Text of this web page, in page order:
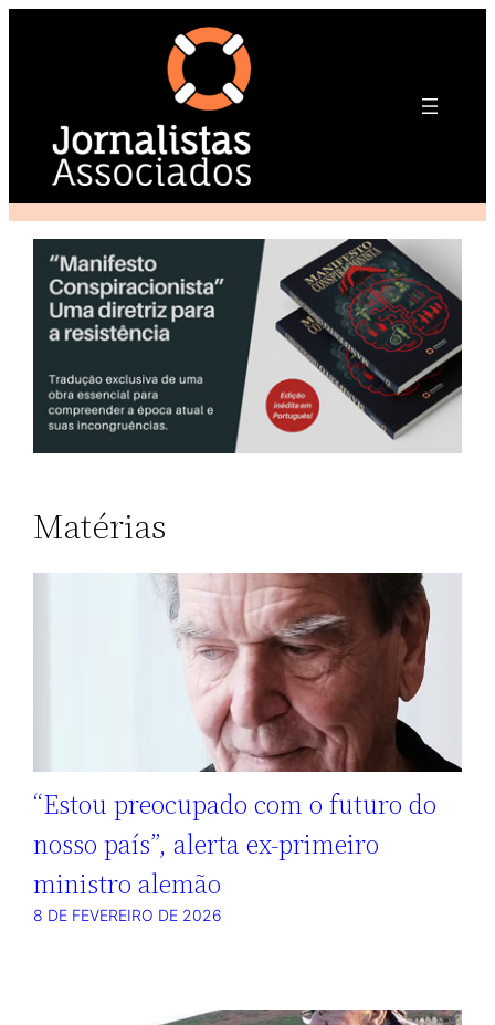
Matérias
“Estou preocupado com o futuro do
nosso país”, alerta ex-primeiro
ministro alemão
8 DE FEVEREIRO DE 2026